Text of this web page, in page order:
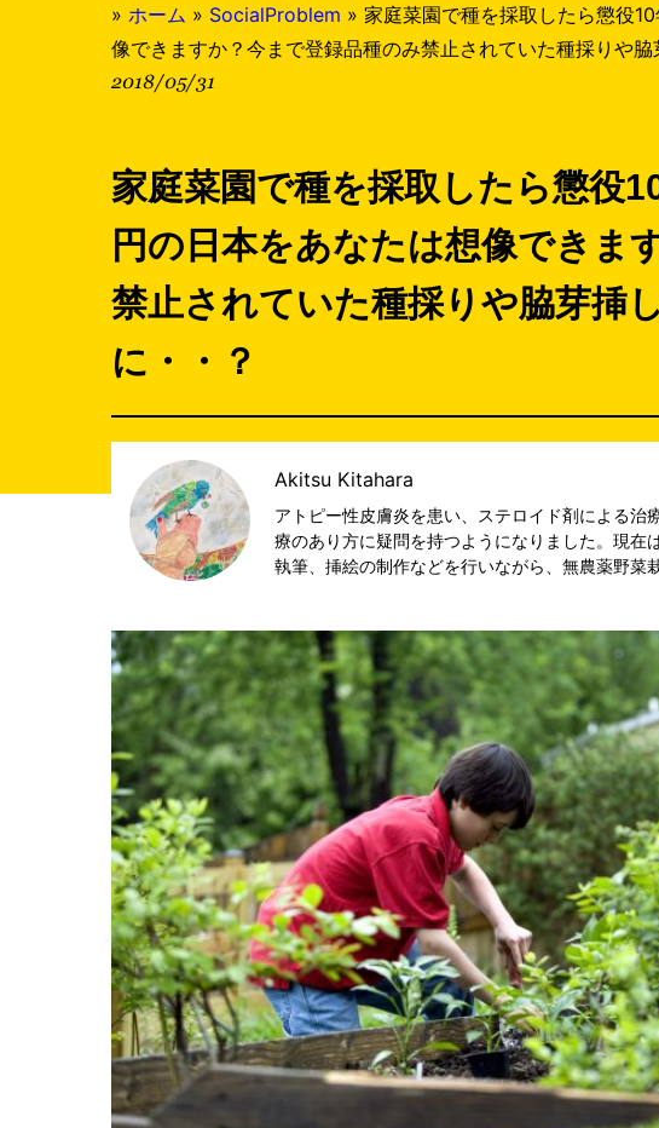
» ホーム » SocialProblem » 家庭菜園で種を採取したら懲役
像できますか？今まで登録品種のみ禁止されていた種採りや
2018/05/31
家庭菜園で種を採取したら懲役
円の日本をあなたは想像できま
禁止されていた種採りや脇芽挿
に・・？
Akitsu Kitahara
アトピー性皮膚炎を患い、ステロイド剤による治
療のあり方に疑問を持つようになりました。現在
執筆、挿絵の制作などを行いながら、無農薬野菜